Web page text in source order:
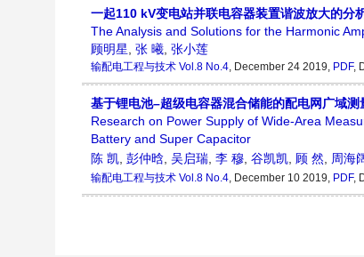
一起110 kV变电站并联电容器装置谐波放大的分
The Analysis and Solutions for the Harmonic
顾明星 张 曦 张小莲
输配电工程与技术 Vol.8 No.4, December 24 2019, PDF,
基于锂电池–超级电容器混合储能的配电网广域测
Research on Power Supply of Wide-Area
Battery and Super Capacitor
陈 凯 彭仲晗 吴启瑞 李 穆 谷凯凯 顾 然 周海
输配电工程与技术 Vol.8 No.4, December 10 2019, PDF,